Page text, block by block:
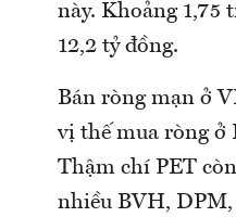
này. Khoảng 1,75
12,2 tỷ đồng.
Bán ròng mạn ở
vị thế mua ròng ở
Thậm chí PET
nhiều BVH, DPM,